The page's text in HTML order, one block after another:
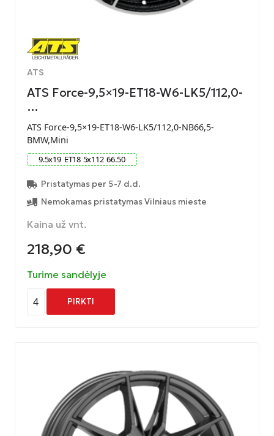
ATS
ATS Force-9,5×19-ET18-W6-LK5/112,0-
…
ATS Force-9,5×19-ET18-W6-LK5/112,0-NB66,5-
BMW,Mini
9.5x19 ET18 5x112 66.50
Pristatymas per 5-7 d.d.
Nemokamas pristatymas Vilniaus mieste
Kaina už vnt.
218,90 €
Turime sandėlyje
4 PIRKTI